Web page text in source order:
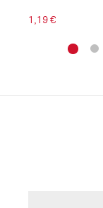
1,19 €